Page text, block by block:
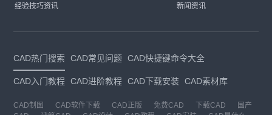
经验技巧资讯
新闻资讯
CAD热门搜索 CAD常见问题 CAD快捷键命令大全
CAD入门教程 CAD进阶教程 CAD下载安装 CAD素材库
CAD制图 CAD软件下载 CAD正版 免费CAD 下载CAD
国产